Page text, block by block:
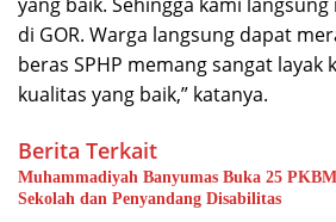
di GOR. Warga langsung dapat
beras SPHP memang sangat layak
kualitas yang baik,” katanya.
Berita Terkait
Muhammadiyah Banyumas Buka 25
Sekolah dan Penyandang Disabilitas